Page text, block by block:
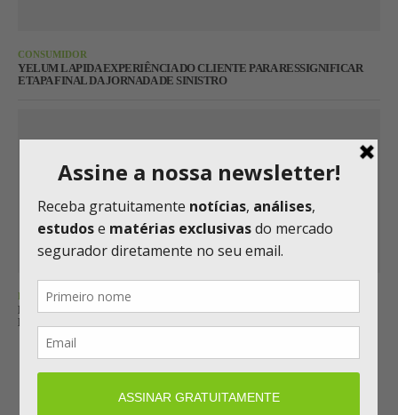
CONSUMIDOR
YELUM LAPIDA EXPERIÊNCIA DO CLIENTE PARA RESSIGNIFICAR
ETAPA FINAL DA JORNADA DE SINISTRO
RATING
FITCH REAFIRMA RATING ‘AA-’ DO GRUPO GENERALI, COM
PERSPECTIVA ESTÁVEL
Carregar mais